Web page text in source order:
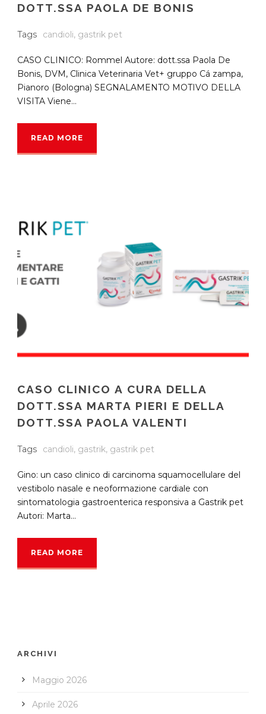
DOTT.SSA PAOLA DE BONIS
Tags candioli, gastrik pet
CASO CLINICO: Rommel Autore: dott.ssa Paola De
Bonis, DVM, Clinica Veterinaria Vet+ gruppo Cá zampa,
Pianoro (Bologna) SEGNALAMENTO MOTIVO DELLA
VISITA Viene...
READ MORE
CASO CLINICO A CURA DELLA
DOTT.SSA MARTA PIERI E DELLA
DOTT.SSA PAOLA VALENTI
Tags candioli, gastrik, gastrik pet
Gino: un caso clinico di carcinoma squamocellulare del
vestibolo nasale e neoformazione cardiale con
sintomatologia gastroenterica responsiva a Gastrik pet
Autori: Marta...
READ MORE
ARCHIVI
Maggio 2026
Aprile 2026